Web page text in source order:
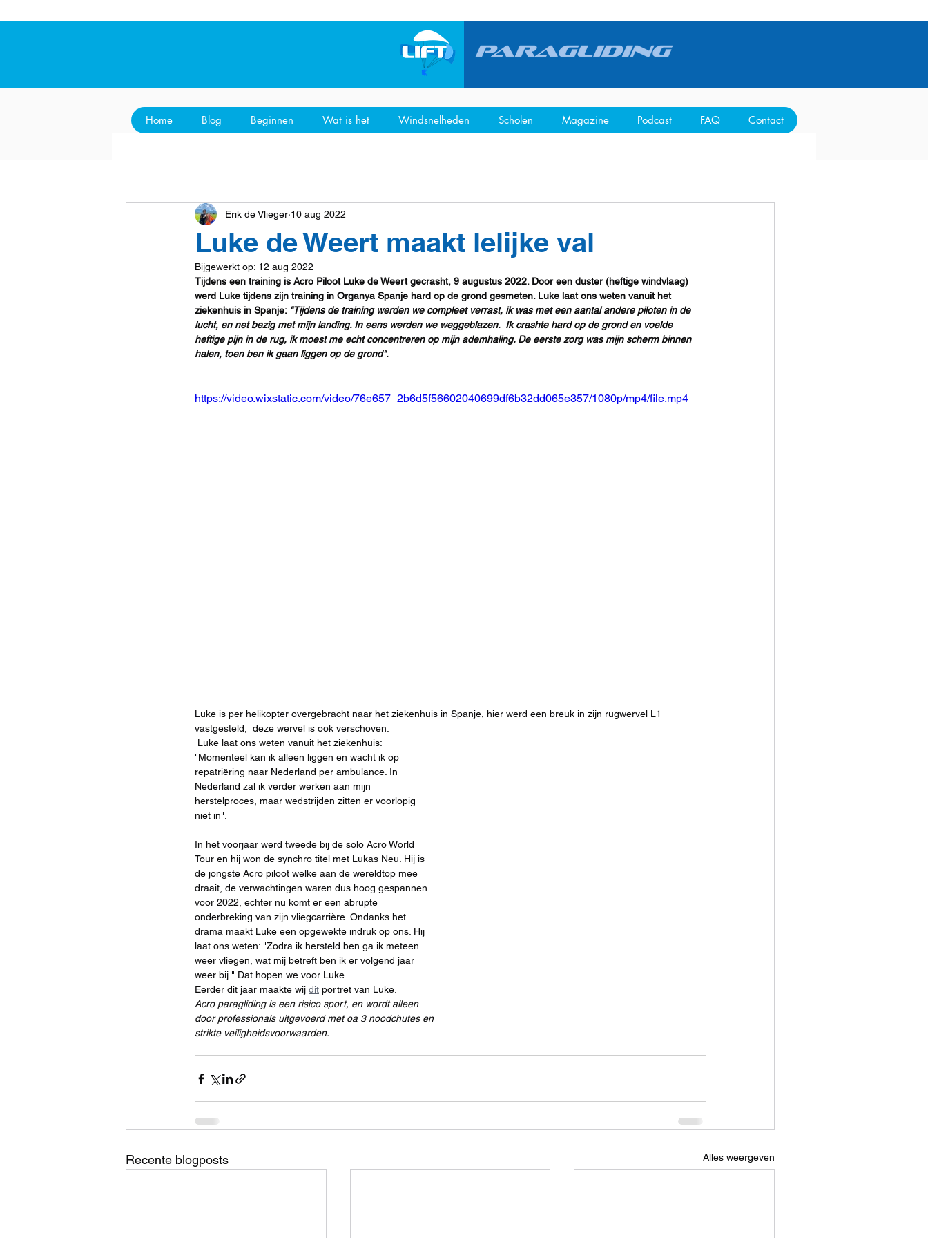
Home Blog Beginnen Wat is het Windsnelheden Scholen Magazine Podcast FAQ Contact
Luke de Weert maakt lelijke val
Erik de Vlieger 10 aug 2022
Bijgewerkt op: 12 aug 2022
Tijdens een training is Acro Piloot Luke de Weert gecrasht, 9 augustus 2022. Door een duster (heftige windvlaag)
werd Luke tijdens zijn training in Organya Spanje hard op de grond gesmeten. Luke laat ons weten vanuit het
ziekenhuis in Spanje: "Tijdens de training werden we compleet verrast, ik was met een aantal andere piloten in de
lucht, en net bezig met mijn landing. In eens werden we weggeblazen.  Ik crashte hard op de grond en voelde
heftige pijn in de rug, ik moest me echt concentreren op mijn ademhaling. De eerste zorg was mijn scherm binnen
halen, toen ben ik gaan liggen op de grond".
https://video.wixstatic.com/video/76e657_2b6d5f56602040699df6b32dd065e357/1080p/mp4/file.mp4
Luke is per helikopter overgebracht naar het ziekenhuis in Spanje, hier werd een breuk in zijn rugwervel L1
vastgesteld,  deze wervel is ook verschoven.
"Momenteel kan ik alleen liggen en wacht ik op
repatriëring naar Nederland per ambulance. In
Nederland zal ik verder werken aan mijn
herstelproces, maar wedstrijden zitten er voorlopig
niet in".
In het voorjaar werd tweede bij de solo Acro World
Tour en hij won de synchro titel met Lukas Neu. Hij is
de jongste Acro piloot welke aan de wereldtop mee
draait, de verwachtingen waren dus hoog gespannen
voor 2022, echter nu komt er een abrupte
onderbreking van zijn vliegcarrière. Ondanks het
drama maakt Luke een opgewekte indruk op ons. Hij
laat ons weten: "Zodra ik hersteld ben ga ik meteen
weer vliegen, wat mij betreft ben ik er volgend jaar
weer bij." Dat hopen we voor Luke.
Eerder dit jaar maakte wij dit portret van Luke.
Acro paragliding is een risico sport, en wordt alleen
door professionals uitgevoerd met oa 3 noodchutes en
strikte veiligheidsvoorwaarden.
Recente blogposts Alles weergeven